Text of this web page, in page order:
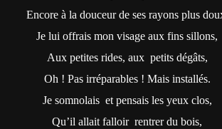
Encore à la douceur de ses rayons plus
Je lui offrais mon visage aux fins sillons,
Aux petites rides, aux petits dégâts,
Oh ! Pas irréparables ! Mais installés.
Je somnolais et pensais les yeux clos,
Qu’il allait falloir rentrer du bois,